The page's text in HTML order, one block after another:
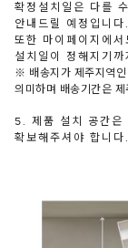
확정설치일은 다를
안내드릴 예정입니다.
또한 마이페이지에
설치일이 정해지기
※ 배송지가 제주지역인
의미하며 배송기간은
5. 제품 설치 공간은
확보해주셔야 합니다.